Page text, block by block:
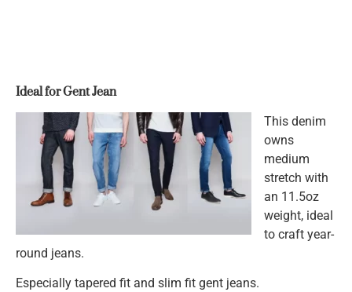
Ideal for Gent Jean
This denim
owns
medium
stretch with
an 11.5oz
weight, ideal
to craft year-
round jeans.
Especially tapered fit and slim fit gent jeans.